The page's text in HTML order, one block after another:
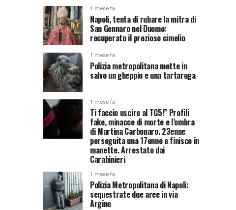
1 mese fa
Napoli, tenta di rubare la mitra di
San Gennaro nel Duomo:
recuperato il prezioso cimelio
1 mese fa
Polizia metropolitana mette in
salvo un gheppio e una tartaruga
1 mese fa
Ti faccio uscire al TG5!” Profili
fake, minacce di morte e l’ombra
di Martina Carbonaro. 23enne
perseguita una 17enne e finisce in
manette. Arrestato dai
Carabinieri
1 mese fa
Polizia Metropolitana di Napoli:
sequestrate due aree in via
Argine